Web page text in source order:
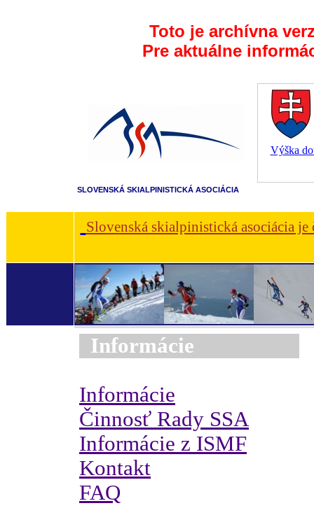
Toto je archívna
Pre aktuálne
Výška
SLOVENSKÁ SKIALPINISTICKÁ ASOCIÁCIA
Slovenská skialpinistická asociácia
Informácie
Informácie
Činnosť Rady SSA
Informácie z ISMF
Kontakt
FAQ